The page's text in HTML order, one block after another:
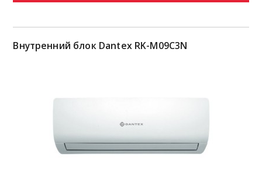
Внутренний блок Dantex RK-M09C3N